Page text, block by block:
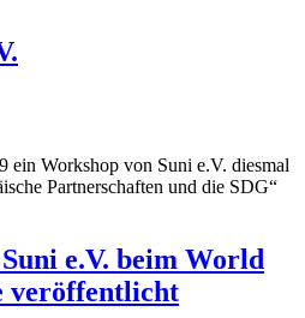
ein Workshop von Suni e.V. diesmal
Partnerschaften und die SDG“
e.V. beim World
veröffentlicht